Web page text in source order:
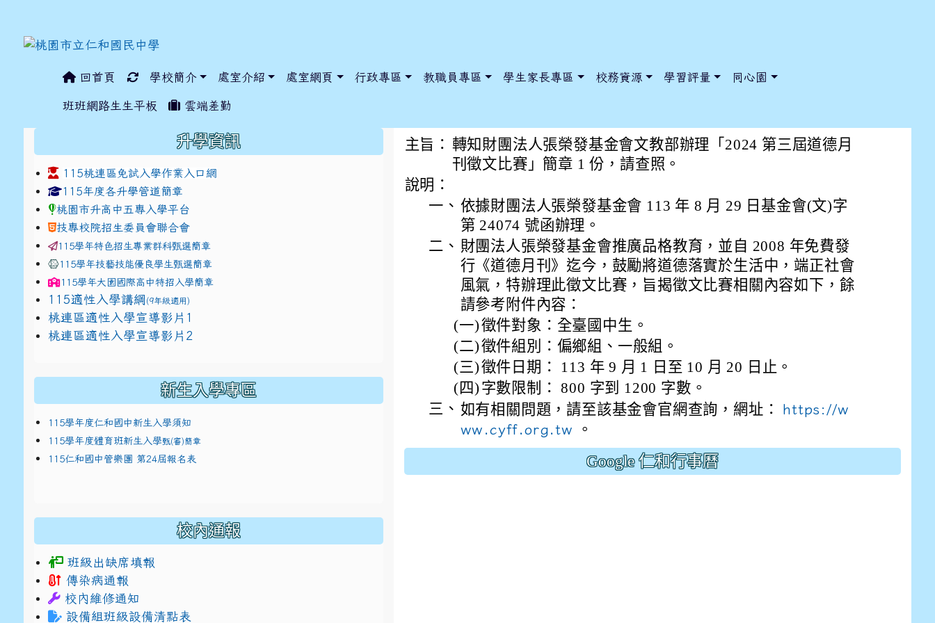
回首頁 學校簡介 處室介紹 處室網頁 行政專區 教職員專區 學生家長專區 校務資源 學習評量 同心園
班班網路生生平板 雲端差勤
2024第三屆道德月刊徵文比賽
主旨： 轉知財團法人張榮發基金會文教部辦理「2024 第三屆道德月
刊徵文比賽」簡章 1 份，請查照。
說明：
一、 依據財團法人張榮發基金會 113 年 8 月 29 日基金會(文)字
第 24074 號函辦理。
二、 財團法人張榮發基金會推廣品格教育，並自 2008 年免費發
行《道德月刊》迄今，鼓勵將道德落實於生活中，端正社會
風氣，特辦理此徵文比賽，旨揭徵文比賽相關內容如下，餘
請參考附件內容：
(一)徵件對象：全臺國中生。
(二)徵件組別：偏鄉組、一般組。
(三)徵件日期： 113 年 9 月 1 日至 10 月 20 日止。
(四) 字數限制： 800 字到 1200 字數。
三、 如有相關問題，請至該基金會官網查詢，網址： https://w
ww.cyff.org.tw
。
Google 仁和行事曆
升學資訊
115桃連區免試入學作業入口網
link to https://www.jhjhs.tyc.edu.tw/modules/tadnews/index.php?nsn=5425
115年度各升學管道簡章link to http://tyc.entry.edu.tw/NoExamImitate_TL/NoExamImitateHome/Page/Public/ChooseSys?s=05 style=font-size: 1rem; background-
link to http://tyc.entry.edu.tw/NoExamImitate_TL/NoExamImitateHome/Page/Public/ChooseSys?s=05 style=font-size: 1rem; background-
桃園市升高中五專入學平台
技專校院招生委員會聯合會
115學年特色招生專業群科甄選簡章
115學年技藝技能優良學生甄選簡章
115學年大園國際高中特招入學簡章
115適性入學講綱 (9年級適用)
link to https://docs.google.com/presentation/d/1x3bih9gNpRNolaz0znBOn--g7OisECve/
桃連區適性入學宣導影片1
link to https://docs.google.com/presentation/d/1x3bih9gNpRNolaz0znBOn--g7OisECve/
桃連區適性入學宣導影片2 link to https://docs.go114適性入學講綱 ogle.com/presentation/d/
新生入學專區
115學年度仁和國中新生入學須知
115學年度體育班新生入學甄(審)簡章
115仁和國中管樂團 第24屆報名表
校內通報
班級出缺席填報
傳染病通報
校內維修通知
設備組班級設備清點表